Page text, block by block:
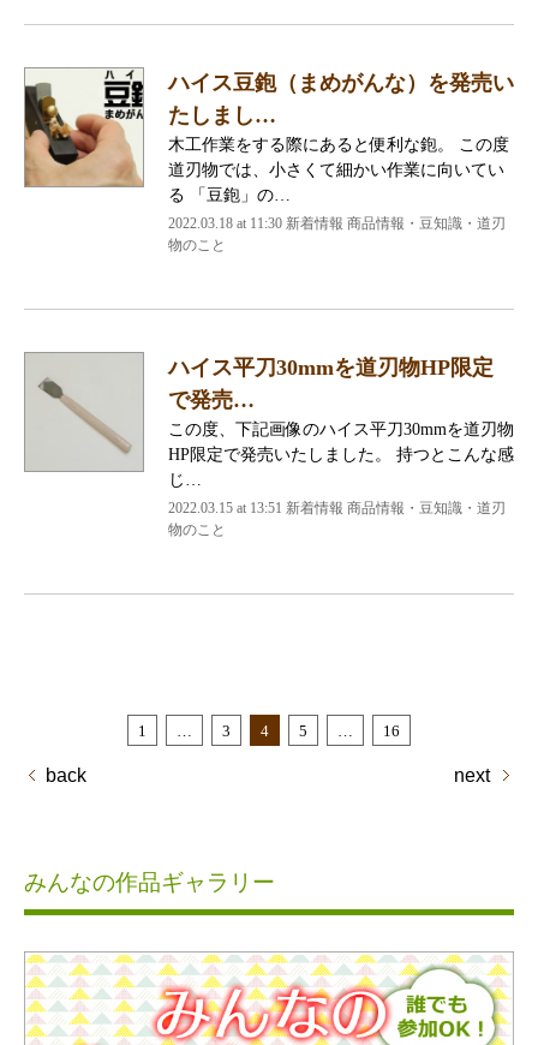
ハイス豆鉋（まめがんな）を発売い
たしまし…
木工作業をする際にあると便利な鉋。 この度
道刃物では、小さくて細かい作業に向いてい
る 「豆鉋」の…
2022.03.18 at 11:30 新着情報 商品情報・豆知識・道刃
物のこと
ハイス平刀30mmを道刃物HP限定
で発売…
この度、下記画像のハイス平刀30mmを道刃物
HP限定で発売いたしました。 持つとこんな感
じ…
2022.03.15 at 13:51 新着情報 商品情報・豆知識・道刃
物のこと
back
1 3 4 5 16
next
みんなの作品ギャラリー